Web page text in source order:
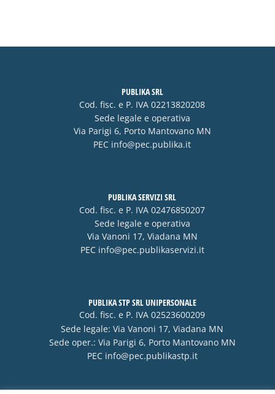
PUBLIKA SRL
Cod. fisc. e P. IVA 02213820208
Sede legale e operativa
Via Parigi 6, Porto Mantovano MN
PEC info@pec.publika.it
PUBLIKA SERVIZI SRL
Cod. fisc. e P. IVA 02476850207
Sede legale e operativa
Via Vanoni 17, Viadana MN
PEC info@pec.publikaservizi.it
PUBLIKA STP SRL UNIPERSONALE
Cod. fisc. e P. IVA 02523600209
Sede legale: Via Vanoni 17, Viadana MN
Sede oper.: Via Parigi 6, Porto Mantovano MN
PEC info@pec.publikastp.it